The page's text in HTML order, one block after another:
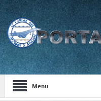
Menu